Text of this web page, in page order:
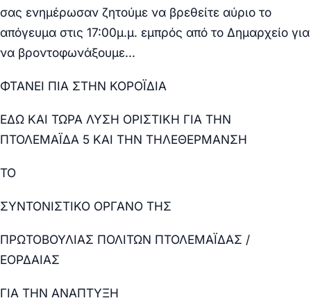
σας ενημέρωσαν ζητούμε να βρεθείτε αύριο το
απόγευμα στις 17:00μ.μ. εμπρός από το Δημαρχείο για
να βροντοφωνάξουμε…
ΦΤΑΝΕΙ ΠΙΑ ΣΤΗΝ ΚΟΡΟΪΔΙΑ
ΕΔΩ ΚΑΙ ΤΩΡΑ ΛΥΣΗ ΟΡΙΣΤΙΚΗ ΓΙΑ ΤΗΝ
ΠΤΟΛΕΜΑΪΔΑ 5 ΚΑΙ ΤΗΝ ΤΗΛΕΘΕΡΜΑΝΣΗ
ΤΟ
ΣΥΝΤΟΝΙΣΤΙΚΟ ΟΡΓΑΝΟ ΤΗΣ
ΠΡΩΤΟΒΟΥΛΙΑΣ ΠΟΛΙΤΩΝ ΠΤΟΛΕΜΑΪΔΑΣ /
ΕΟΡΔΑΙΑΣ
ΓΙΑ ΤΗΝ ΑΝΑΠΤΥΞΗ